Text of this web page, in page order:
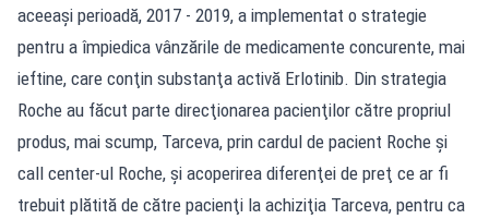
aceeaşi perioadă, 2017 - 2019, a implementat o strategie
pentru a împiedica vânzările de medicamente concurente, mai
ieftine, care conţin substanţa activă Erlotinib. Din strategia
Roche au făcut parte direcţionarea pacienţilor către propriul
produs, mai scump, Tarceva, prin cardul de pacient Roche şi
call center-ul Roche, şi acoperirea diferenţei de preţ ce ar fi
trebuit plătită de către pacienţi la achiziţia Tarceva, pentru ca